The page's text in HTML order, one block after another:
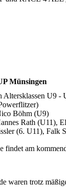
Münsingen
Altersklassen U9
Böhm (U9)
Rath (U11),
(6. U11),
findet am
waren trotz